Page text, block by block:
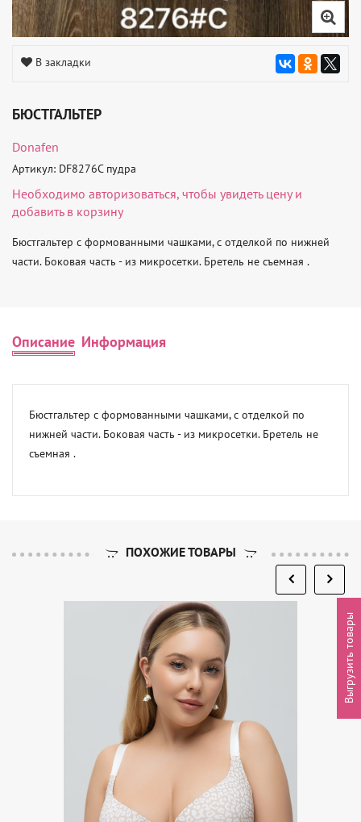
В закладки
БЮСТГАЛЬТЕР
Donafen
Артикул: DF8276C пудра
Необходимо авторизоваться, чтобы увидеть цену и
добавить в корзину
Бюстгальтер с формованными чашками, с отделкой по нижней
части. Боковая часть - из микросетки. Бретель не съемная .
Описание Информация
Бюстгальтер с формованными чашками, с отделкой по
нижней части. Боковая часть - из микросетки. Бретель не
съемная .
ПОХОЖИЕ ТОВАРЫ
Выгрузить товары